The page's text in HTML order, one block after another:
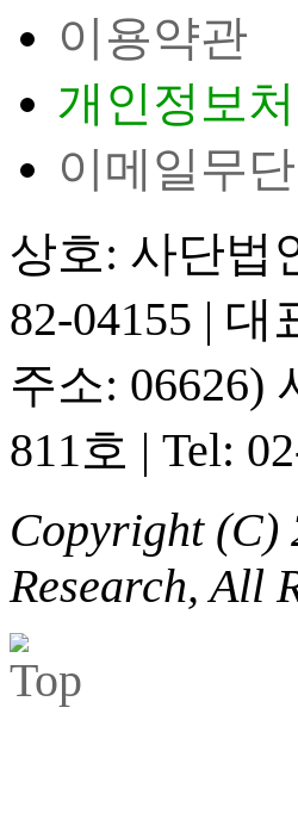
이용약관
개인정보
이메일무
상호: 사단법
82-04155 | 대
주소: 06626)
811호 | Tel:
Copyright (C)
Research, All